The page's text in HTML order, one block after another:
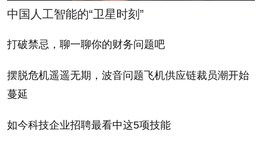
高。
当然还有很多不确定因素，比如货币市场的动态，
欧洲政治局势的紧张以及与中国的贸易摩擦等。
布雷迪说：“债券市场正变得越来越有趣。”
中国人工智能的“卫星时刻”
打破禁忌，聊一聊你的财务问题吧
摆脱危机遥遥无期，波音问题飞机供应链裁员潮开始
蔓延
如今科技企业招聘最看中这5项技能